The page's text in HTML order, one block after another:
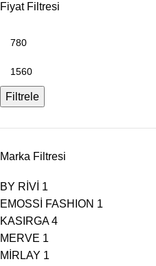
Fiyat Filtresi
Filtrele
Marka Filtresi
BY RİVİ 1
EMOSSİ FASHION 1
KASIRGA 4
MERVE 1
MİRLAY 1